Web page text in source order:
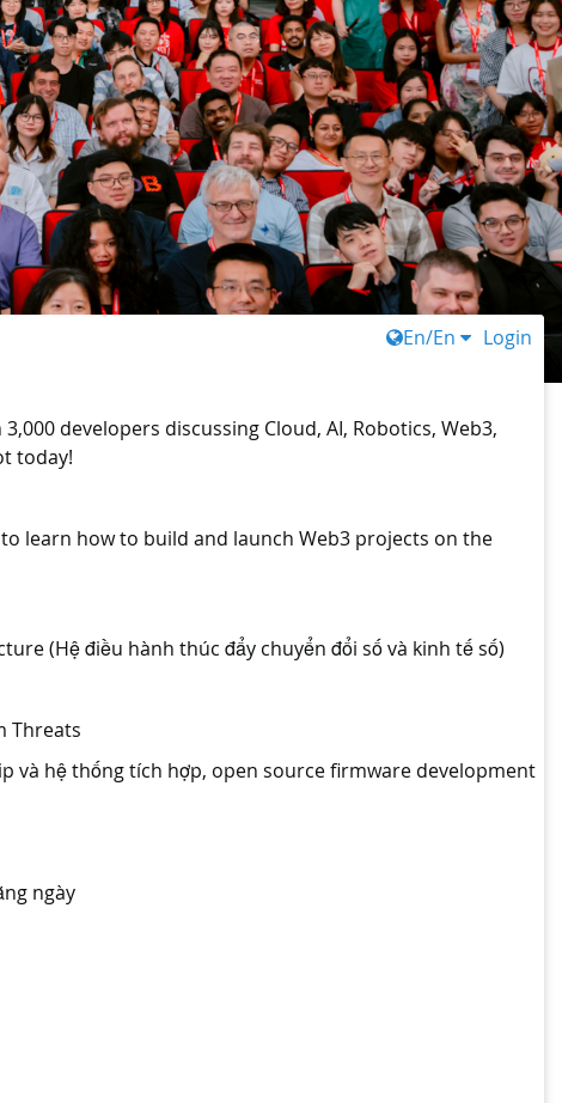
En/En Login
developers discussing Cloud, AI, Robotics, Web3,
today!
learn how to build and launch Web3 projects on the
(Hệ điều hành thúc đẩy chuyển đổi số và kinh tế số)
Threats
và hệ thống tích hợp, open source firmware development
ngày